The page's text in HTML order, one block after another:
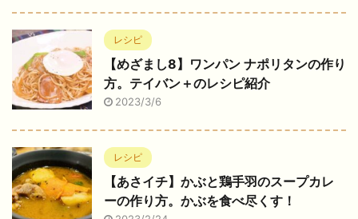
レシピ
【めざまし8】ワンパン ナポリタンの作り
方。テイバン＋のレシピ紹介
2023/3/6
レシピ
【あさイチ】かぶと鶏手羽のスープカレ
ーの作り方。かぶを食べ尽くす！